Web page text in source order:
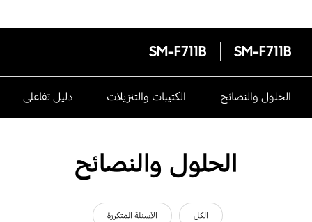
SM-F711B
SM-F711B
الحلول والنصائح الكتيبات والتنزيلات دليل تفاعلى
الحلول والنصائح
الكل الأسئلة المتكررة